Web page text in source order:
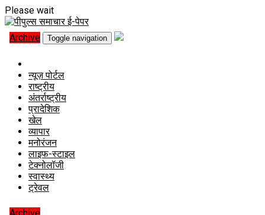
Please wait
Archive Toggle navigation
न्यूज़ पोर्टल
राष्ट्रीय
अंतर्राष्ट्रीय
प्रादेशिक
खेल
व्यापार
मनोरंजन
लाइफ-स्टाइल
टेक्नोलॉजी
स्वास्थ्य
ट्रेवल